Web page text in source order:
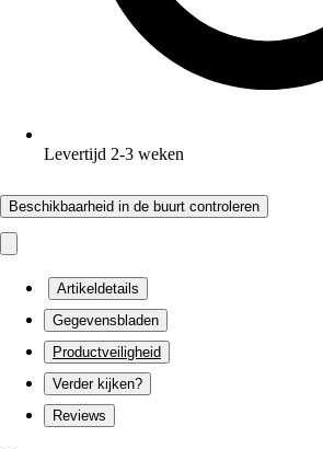
Levertijd 2-3 weken
Beschikbaarheid in de buurt controleren
Artikeldetails
Gegevensbladen
Productveiligheid
Verder kijken?
Reviews